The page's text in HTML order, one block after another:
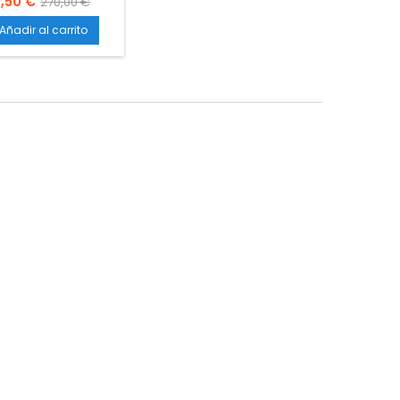
malla del recambio
luz de 120 micras,
retiene los restos
vegetal y deja
Añadir al carrito